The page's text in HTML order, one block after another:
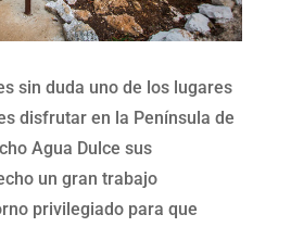
sin duda uno de los lugares
disfrutar en la Península de
Agua Dulce sus
un gran trabajo
privilegiado para que